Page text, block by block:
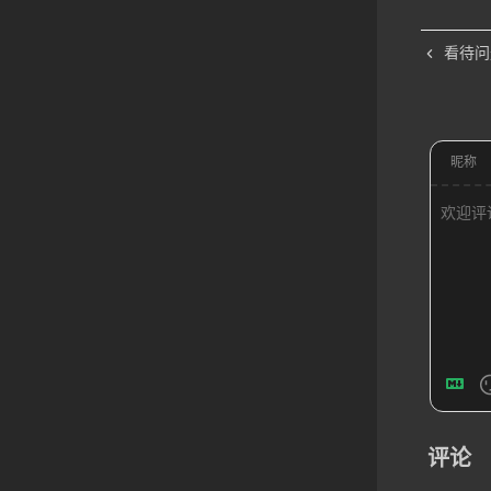
看待
昵称
评论